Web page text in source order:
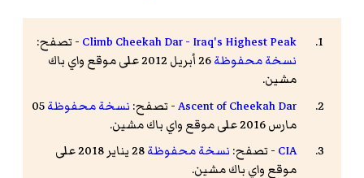
Climb Cheekah Dar - Iraq's Highest Peak - تصفح:
نسخة محفوظة
26 أبريل 2012 على موقع واي باك
مشين.
Ascent of Cheekah Dar- تصفح: نسخة محفوظة05
مارس 2016 على موقع واي باك مشين.
CIA - تصفح: نسخة محفوظة
28 يناير 2018 على
موقع واي باك مشين.